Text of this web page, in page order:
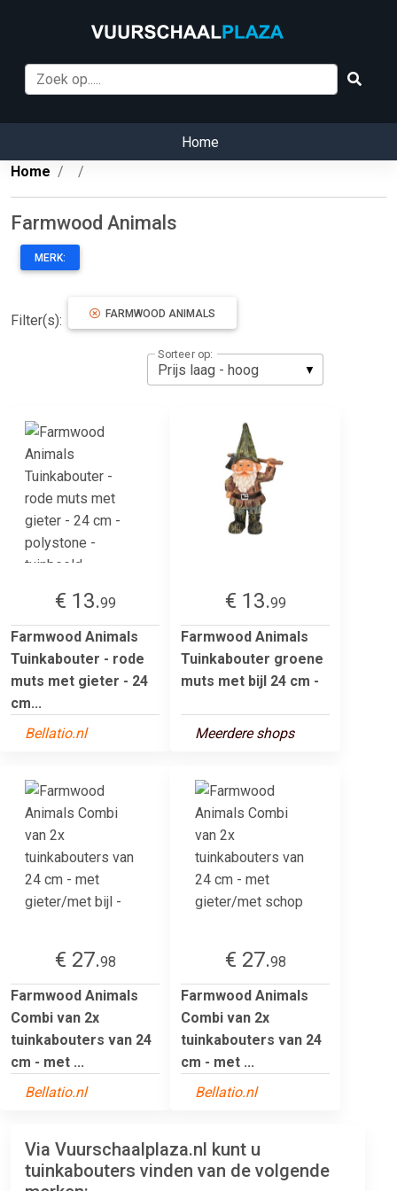
Home
Home
Farmwood Animals
MERK:
Filter(s): FARMWOOD ANIMALS
Sorteer op:
€ 13.99
Farmwood Animals
Tuinkabouter - rode
muts met gieter - 24
cm...
Bellatio.nl
€ 13.99
Farmwood Animals
Tuinkabouter groene
muts met bijl 24 cm -
Meerdere shops
€ 27.98
Farmwood Animals
Combi van 2x
tuinkabouters van 24
cm - met ...
Bellatio.nl
€ 27.98
Farmwood Animals
Combi van 2x
tuinkabouters van 24
cm - met ...
Bellatio.nl
Via Vuurschaalplaza.nl kunt u
tuinkabouters vinden van de volgende